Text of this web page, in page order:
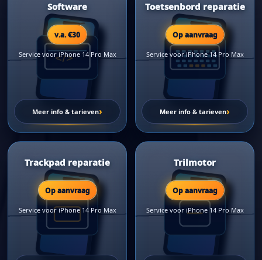
Software
v.a. €30
Service voor iPhone 14 Pro Max
Meer info & tarieven›
Toetsenbord reparatie
Op aanvraag
Service voor iPhone 14 Pro Max
Meer info & tarieven›
Trackpad reparatie
Op aanvraag
Service voor iPhone 14 Pro Max
Trilmotor
Op aanvraag
Service voor iPhone 14 Pro Max